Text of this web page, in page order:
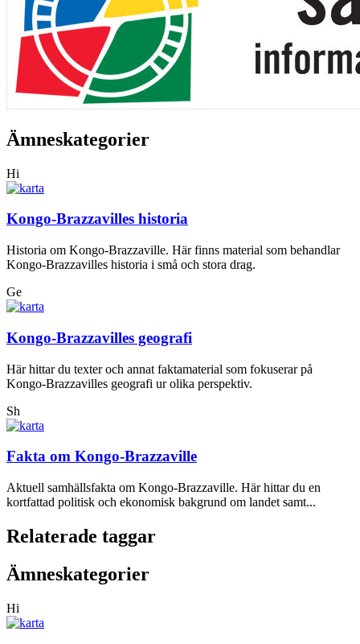
Ämneskategorier
Hi
Kongo-Brazzavilles historia
Historia om Kongo-Brazzaville. Här finns material som behandlar
Kongo-Brazzavilles historia i små och stora drag.
Ge
Kongo-Brazzavilles geografi
Här hittar du texter och annat faktamaterial som fokuserar på
Kongo-Brazzavilles geografi ur olika perspektiv.
Sh
Fakta om Kongo-Brazzaville
Aktuell samhällsfakta om Kongo-Brazzaville. Här hittar du en
kortfattad politisk och ekonomisk bakgrund om landet samt...
Relaterade taggar
Ämneskategorier
Hi